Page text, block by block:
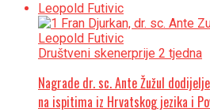
Društveni skenerprije 2 tjedna
Nagrade dr. sc. Ante Žužul
na ispitima iz Hrvatskog jezika i